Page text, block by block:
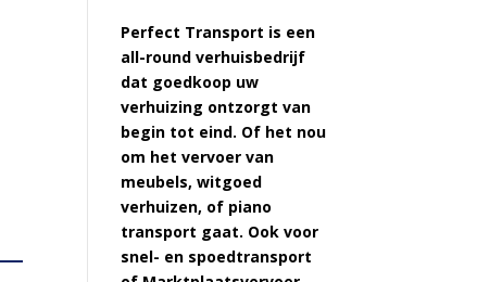
Perfect Transport is een
all-round verhuisbedrijf
dat goedkoop uw
verhuizing ontzorgt van
begin tot eind. Of het nou
om het vervoer van
meubels, witgoed
verhuizen, of piano
transport gaat. Ook voor
snel- en spoedtransport